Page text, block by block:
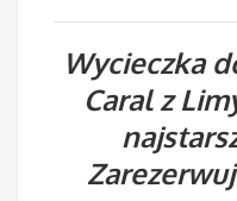
Wycieczka
Caral z